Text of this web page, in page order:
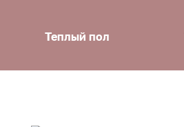
Теплый пол